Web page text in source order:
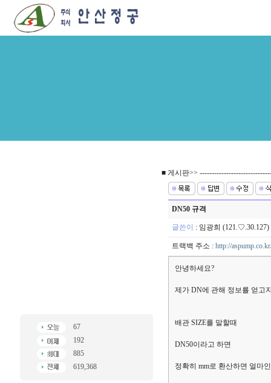
67
192
885
619,368
■ 게시판>>
DN50 규격
글쓴이 : 임광희
트랙백 주소 : http://
안녕하세요?
제가 DN에 관해 정보를 얻고
배관 SIZE를 말할때
DN50이라고 하면
정확히 mm로 환산하면 얼마